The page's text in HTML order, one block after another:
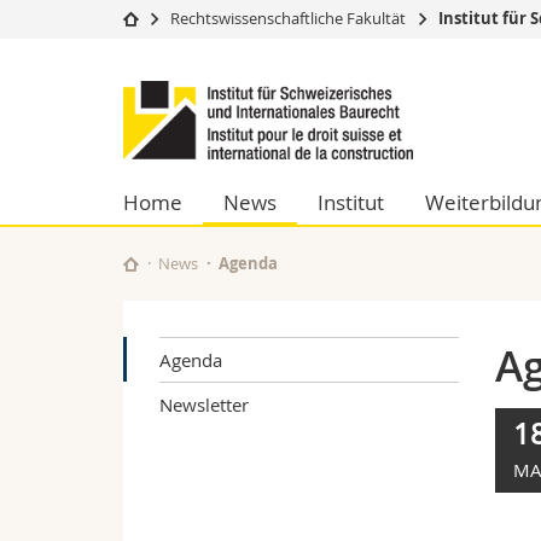
Universität
Studium
Campus
Universität
Weiterbildung
Fakultäten
Philosophische
Fak. für
Rechtswissenschaftliche Fakultät Institut für
Institut
für
Schweizerisches
und
Baurecht
Home News Institut
News Agenda
Agenda
Newsletter